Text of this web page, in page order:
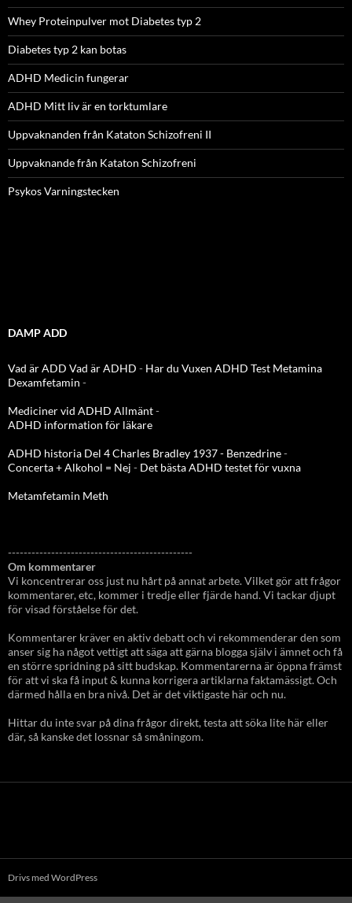
Whey Proteinpulver mot Diabetes typ 2
Diabetes typ 2 kan botas
ADHD Medicin fungerar
ADHD Mitt liv är en torktumlare
Uppvaknanden från Kataton Schizofreni II
Uppvaknande från Kataton Schizofreni
Psykos Varningstecken
DAMP ADD
Vad är ADD Vad är ADHD - Har du Vuxen ADHD Test Metamina
Dexamfetamin -
Mediciner vid ADHD Allmänt-
ADHD information för läkare
ADHD historia Del 4 Charles Bradley 1937 - Benzedrine-
Concerta + Alkohol = Nej - Det bästa ADHD testet för vuxna
Metamfetamin Meth
-----------------------------------------------
Om kommentarer
Vi koncentrerar oss just nu hårt på annat arbete. Vilket gör att frågor
kommentarer, etc, kommer i tredje eller fjärde hand. Vi tackar djupt
för visad förståelse för det.
Kommentarer kräver en aktiv debatt och vi rekommenderar den som
anser sig ha något vettigt att säga att gärna blogga själv i ämnet och få
en större spridning på sitt budskap. Kommentarerna är öppna främst
för att vi ska få input & kunna korrigera artiklarna faktamässigt. Och
därmed hålla en bra nivå. Det är det viktigaste här och nu.
Hittar du inte svar på dina frågor direkt, testa att söka lite här eller
där, så kanske det lossnar så småningom.
Drivs med WordPress